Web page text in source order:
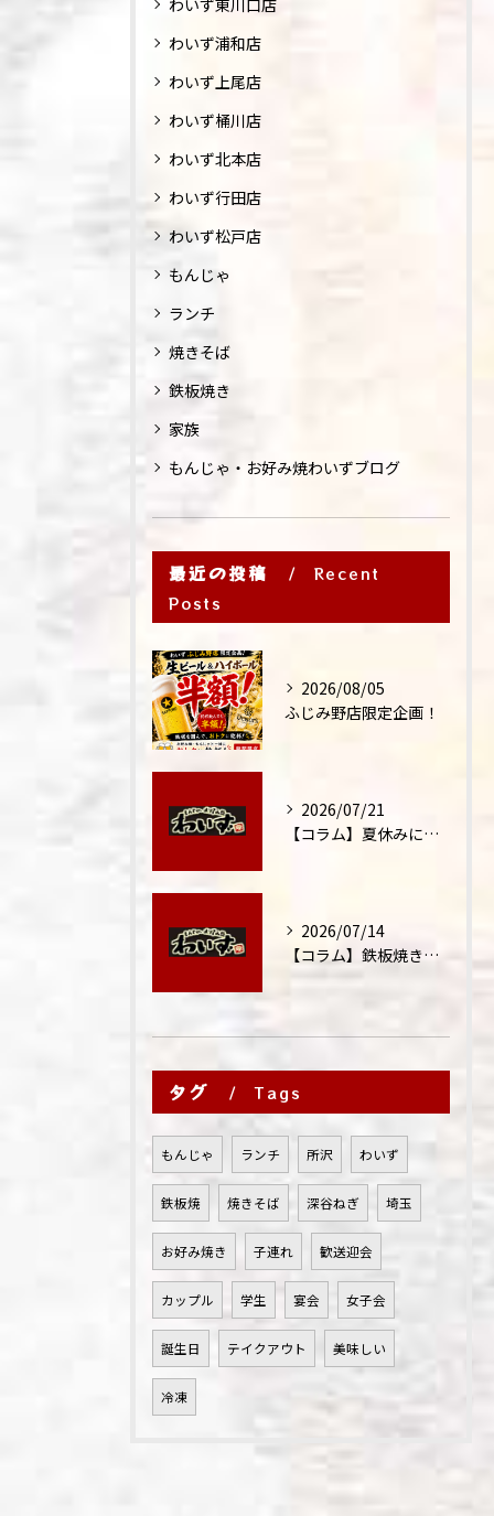
わいず東川口店
わいず浦和店
わいず上尾店
わいず桶川店
わいず北本店
わいず行田店
わいず松戸店
もんじゃ
ランチ
焼きそば
鉄板焼き
家族
もんじゃ・お好み焼わいずブログ
最近の投稿
Recent
Posts
2026/08/05
ふじみ野店限定企画！
2026/07/21
【コラム】夏休みに家族外食が増える理由
2026/07/14
【コラム】鉄板焼きが"コミュニケーション飯"と呼ばれる理由
タグ Tags
もんじゃ ランチ 所沢 わいず
鉄板焼 焼きそば 深谷ねぎ 埼玉
お好み焼き 子連れ 歓送迎会
カップル 学生 宴会 女子会
誕生日 テイクアウト 美味しい
冷凍